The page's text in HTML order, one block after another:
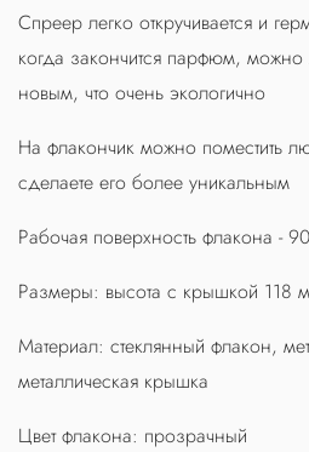
Спреер легко откручивается и
когда закончится парфюм, можно
новым, что очень экологично
На флакончик можно поместить
сделаете его более уникальным
Рабочая поверхность флакона -
Размеры: высота с крышкой 118
Материал: стеклянный флакон,
металлическая крышка
Цвет флакона: прозрачный